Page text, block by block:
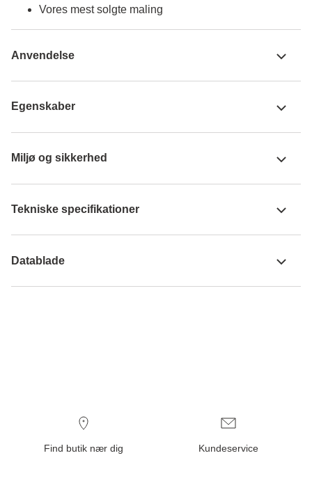
Vores mest solgte maling
Anvendelse
Egenskaber
Miljø og sikkerhed
Tekniske specifikationer
Datablade
Find butik nær dig Kundeservice